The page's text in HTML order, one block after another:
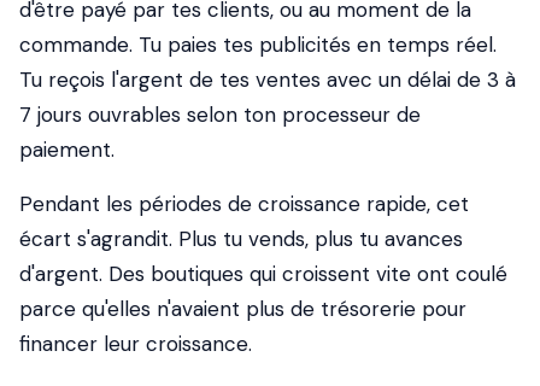
d'être payé par tes clients, ou au moment de la
commande. Tu paies tes publicités en temps réel.
Tu reçois l'argent de tes ventes avec un délai de 3 à
7 jours ouvrables selon ton processeur de
paiement.
Pendant les périodes de croissance rapide, cet
écart s'agrandit. Plus tu vends, plus tu avances
d'argent. Des boutiques qui croissent vite ont coulé
parce qu'elles n'avaient plus de trésorerie pour
financer leur croissance.